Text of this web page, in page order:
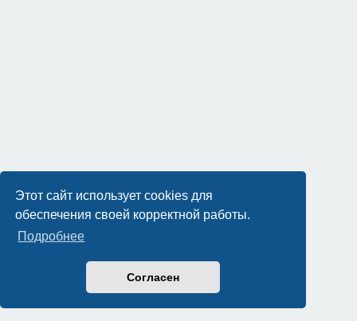
Этот сайт использует cookies для
обеспечения своей корректной работы.
Подробнее
Согласен